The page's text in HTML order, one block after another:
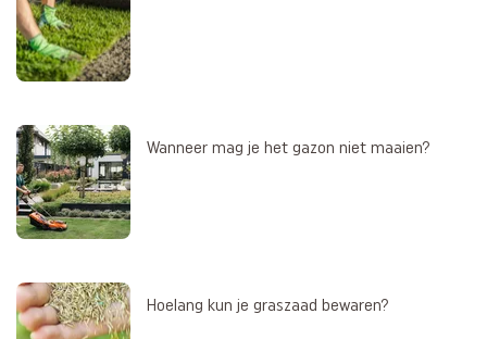
Wanneer mag je het gazon niet maaien?
Hoelang kun je graszaad bewaren?